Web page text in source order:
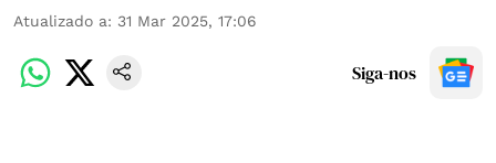
Atualizado a: 31 Mar 2025, 17:06
Siga-nos